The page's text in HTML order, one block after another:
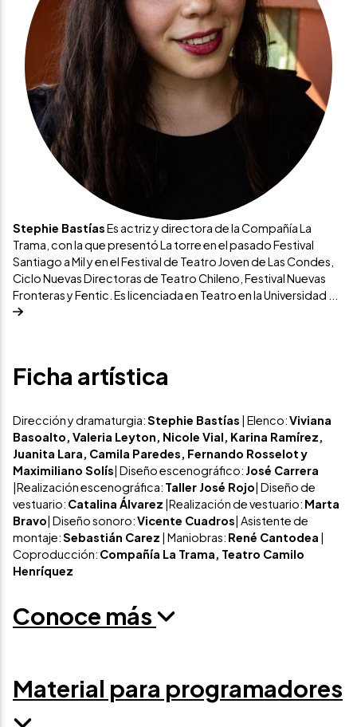
Stephie BastíasEs actriz y directora de la Compañía La
Trama, con la que presentó La torre en el pasado Festival
Santiago a Mil y en el Festival de Teatro Joven de Las Condes,
Ciclo Nuevas Directoras de Teatro Chileno, Festival Nuevas
Fronteras y Fentic. Es licenciada en Teatro en la Universidad ...
Ficha artística
Dirección y dramaturgia:Stephie Bastías | Elenco:Viviana
Basoalto, Valeria Leyton, Nicole Vial, Karina Ramírez,
Juanita Lara, Camila Paredes, Fernando Rosseloty
Maximiliano Solís| Diseño escenográfico: José Carrera
|Realización escenográfica: Taller José Rojo| Diseño de
vestuario: Catalina Álvarez |Realización de vestuario: Marta
Bravo| Diseño sonoro:Vicente Cuadros| Asistente de
montaje:Sebastián Carez | Maniobras: René Cantodea |
Coproducción: Compañía La Trama, Teatro Camilo
Henríquez
Conoce más
Material para programadores